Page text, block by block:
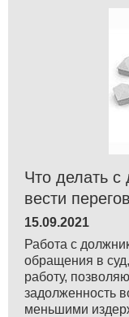
Что делать с
вести
15.09.2021
Работа с
обращения в
работу,
задолженность
меньшими